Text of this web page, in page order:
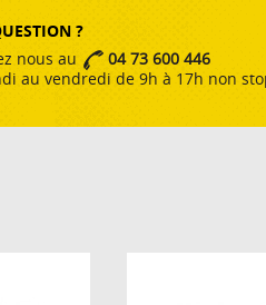
?
nous au
04 73 600 446
au vendredi de 9h à 17h non